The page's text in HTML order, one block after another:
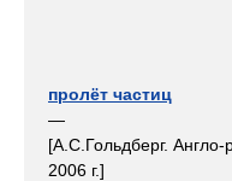
пролёт частиц
—
[А.С.Гольдберг. Англо-
2006 г.]